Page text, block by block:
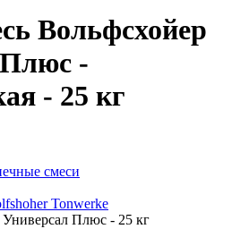
Вольфсхойер
-
- 25 кг
смеси
Tonwerke
Универсал Плюс - 25 кг